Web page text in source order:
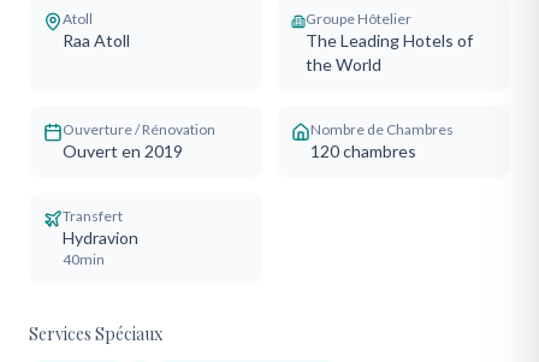
Atoll
Raa Atoll
Groupe Hôtelier
The Leading Hotels of
the World
Ouverture / Rénovation
Ouvert en 2019
Nombre de Chambres
120chambres
Transfert
Hydravion
40min
Services Spéciaux